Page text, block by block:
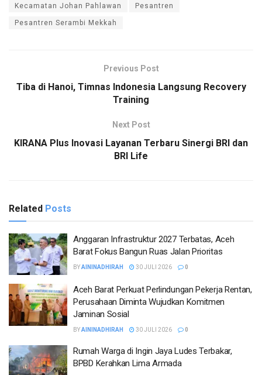
Kecamatan Johan Pahlawan Pesantren
Pesantren Serambi Mekkah
Previous Post
Tiba di Hanoi, Timnas Indonesia Langsung Recovery
Training
Next Post
KIRANA Plus Inovasi Layanan Terbaru Sinergi BRI dan
BRI Life
Related Posts
Anggaran Infrastruktur 2027 Terbatas, Aceh
Barat Fokus Bangun Ruas Jalan Prioritas
BYAININADHIRAH 30 JULI 2026 0
Aceh Barat Perkuat Perlindungan Pekerja Rentan,
Perusahaan Diminta Wujudkan Komitmen
Jaminan Sosial
BYAININADHIRAH 30 JULI 2026 0
Rumah Warga di Ingin Jaya Ludes Terbakar,
BPBD Kerahkan Lima Armada